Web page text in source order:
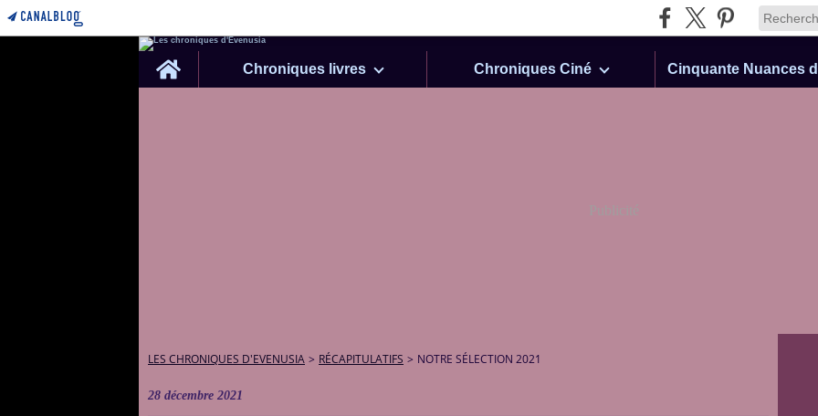
Home
Chroniques livres Chroniques Ciné
Publicité
LES CHRONIQUES D'EVENUSIA > RÉCAPITULATIFS > NOTRE SÉLECTION 2021
28 décembre 2021